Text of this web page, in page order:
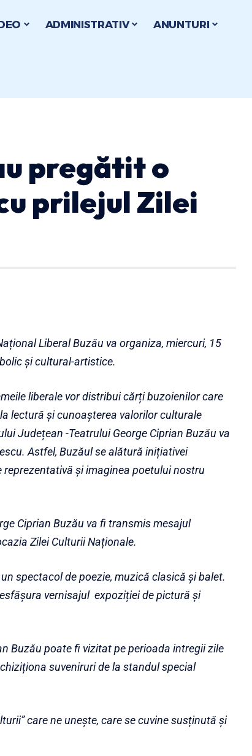
ADMINISTRATIV ANUNTURI
pregătit o
prilejul Zilei
Liberal Buzău va organiza, miercuri, 15
și cultural-artistice.
liberale vor distribui cărți buzoienilor care
lectură și cunoașterea valorilor culturale
Județean -Teatrului George Ciprian Buzău va
Astfel, Buzăul se alătură inițiativei
și imaginea poetului nostru
Ciprian Buzău va fi transmis mesajul
Zilei Culturii Naționale.
spectacol de poezie, muzică clasică și balet.
vernisajul expoziției de pictură și
Buzău poate fi vizitat pe perioada intregii zile
suveniruri de la standul special
care ne unește, care se cuvine susținută și